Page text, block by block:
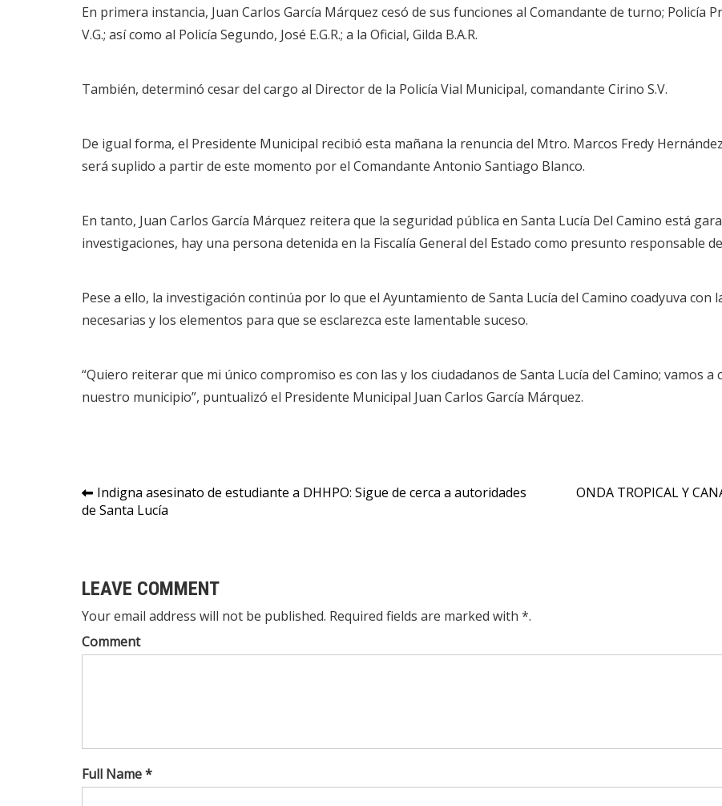
En primera instancia, Juan Carlos García Márquez cesó de sus funciones al Comandante de turno; Policía
V.G.; así como al Policía Segundo, José E.G.R.; a la Oficial, Gilda B.A.R.
También, determinó cesar del cargo al Director de la Policía Vial Municipal, comandante Cirino S.V.
De igual forma, el Presidente Municipal recibió esta mañana la renuncia del Mtro. Marcos Fredy
será suplido a partir de este momento por el Comandante Antonio Santiago Blanco.
En tanto, Juan Carlos García Márquez reitera que la seguridad pública en Santa Lucía Del Camino está
investigaciones, hay una persona detenida en la Fiscalía General del Estado como presunto responsable
Pese a ello, la investigación continúa por lo que el Ayuntamiento de Santa Lucía del Camino coadyuva
necesarias y los elementos para que se esclarezca este lamentable suceso.
“Quiero reiterar que mi único compromiso es con las y los ciudadanos de Santa Lucía del Camino; vamos
nuestro municipio”, puntualizó el Presidente Municipal Juan Carlos García Márquez.
Navegación
de
Indigna asesinato de estudiante a DHHPO: Sigue de cerca a autoridades
de Santa Lucía
ONDA TROPICAL Y
LEAVE COMMENT
Your email address will not be published. Required fields are marked with *.
Comment
Full Name *